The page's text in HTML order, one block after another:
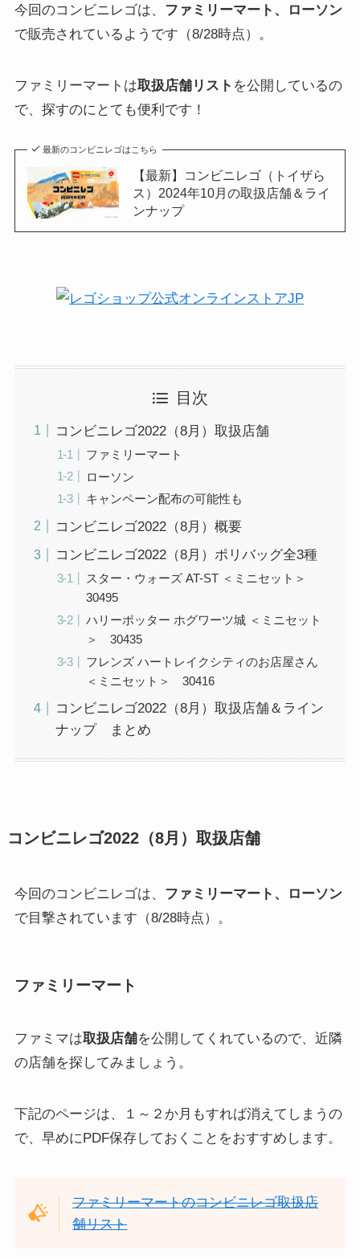
今回のコンビニレゴは、 ファミリーマート、ローソン
で販売されているようです（8/28時点）。
ファミリーマートは取扱店舗リスト を公開しているの
で、探すのにとても便利です！
最新のコンビニレゴはこちら
【最新】コンビニレゴ（トイザら
ス）2024年10月の取扱店舗＆ライ
ンナップ
目次
コンビニレゴ2022（8月）取扱店舗
ファミリーマート
ローソン
キャンペーン配布の可能性も
コンビニレゴ2022（8月）概要
コンビニレゴ2022（8月）ポリバッグ全3種
スター・ウォーズ AT-ST ＜ミニセット＞
30495
ハリーポッター ホグワーツ城 ＜ミニセット
＞ 30435
フレンズ ハートレイクシティのお店屋さん
＜ミニセット＞ 30416
コンビニレゴ2022（8月）取扱店舗＆ライン
ナップ まとめ
コンビニレゴ2022（8月）取扱店舗
今回のコンビニレゴは、 ファミリーマート、ローソン
で目撃されています（8/28時点）。
ファミリーマート
ファミマは取扱店舗を公開してくれているので、近隣
の店舗を探してみましょう。
下記のページは、１～２か月もすれば消えてしまうの
で、早めにPDF保存しておくことをおすすめします。
ファミリーマートのコンビニレゴ取扱店
舗リスト